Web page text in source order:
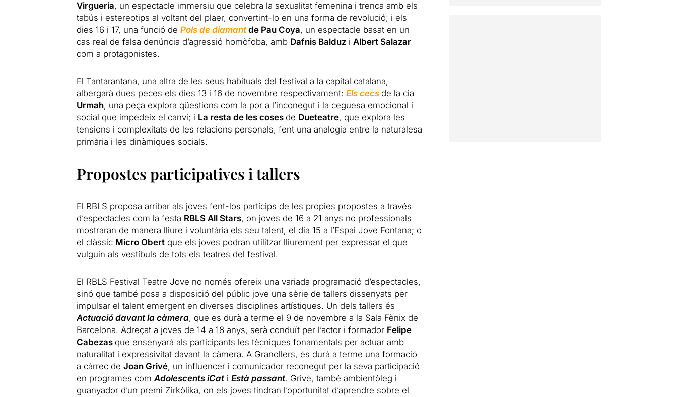
Virgueria, un espectacle immersiu que celebra la sexualitat femenina i trenca amb els
tabús i estereotips al voltant del plaer, convertint-lo en una forma de revolució; i els
dies 16 i 17, una funció de Pols de diamant de Pau Coya, un espectacle basat en un
cas real de falsa denúncia d’agressió homòfoba, amb Dafnis Balduzi Albert Salazar
com a protagonistes.
El Tantarantana, una altra de les seus habituals del festival a la capital catalana,
albergarà dues peces els dies 13 i 16 de novembre respectivament: Els cecs de la cia
Urmah, una peça explora qüestions com la por a l’inconegut i la ceguesa emocional i
social que impedeix el canvi; i La resta de les coses de Dueteatre, que explora les
tensions i complexitats de les relacions personals, fent una analogia entre la naturalesa
primària i les dinàmiques socials.
Propostes participatives i tallers
El RBLS proposa arribar als joves fent-los partícips de les propies propostes a través
d’espectacles com la festa RBLS All Stars, on joves de 16 a 21 anys no professionals
mostraran de manera lliure i voluntària els seu talent, el dia 15 a l’Espai Jove Fontana; o
el clàssic Micro Obertque els joves podran utilitzar lliurement per expressar el que
vulguin als vestíbuls de tots els teatres del festival.
El RBLS Festival Teatre Jove no només ofereix una variada programació d’espectacles,
sinó que també posa a disposició del públic jove una sèrie de tallers dissenyats per
impulsar el talent emergent en diverses disciplines artístiques. Un dels tallers és
Actuació davant la càmera, que es durà a terme el 9 de novembre a la Sala Fènix de
Barcelona. Adreçat a joves de 14 a 18 anys, serà conduït per l’actor i formador Felipe
Cabezas que ensenyarà als participants les tècniques fonamentals per actuar amb
naturalitat i expressivitat davant la càmera. A Granollers, és durà a terme una formació
a càrrec de Joan Grivé, un influencer i comunicador reconegut per la seva participació
en programes comAdolescents iCati Està passant. Grivé, també ambientòleg i
guanyador d’un premi Zirkòlika, on els joves tindran l’oportunitat d’aprendre sobre el